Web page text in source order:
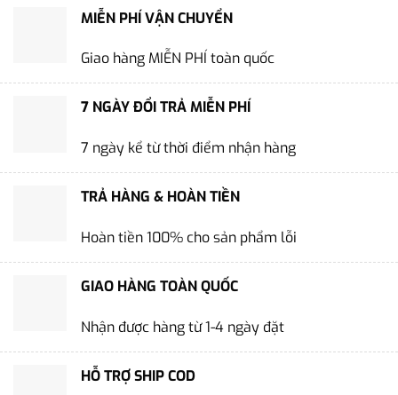
MIỄN PHÍ VẬN CHUYỂN
Giao hàng MIỄN PHÍ toàn quốc
7 NGÀY ĐỔI TRẢ MIỄN PHÍ
7 ngày kể từ thời điểm nhận hàng
TRẢ HÀNG & HOÀN TIỀN
Hoàn tiền 100% cho sản phẩm lỗi
GIAO HÀNG TOÀN QUỐC
Nhận được hàng từ 1-4 ngày đặt
HỖ TRỢ SHIP COD